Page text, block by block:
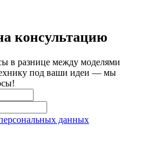
консультацию
в разнице между моделями
под ваши идеи — мы
данных